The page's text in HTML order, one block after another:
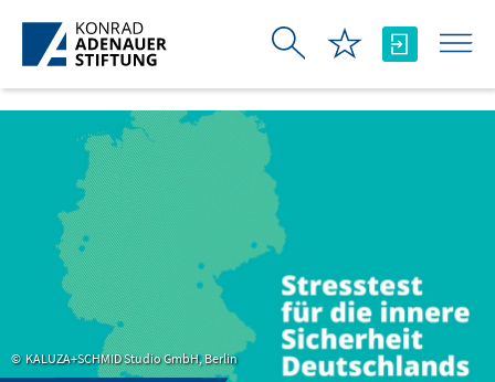
Skip to Main Content
KALUZA+SCHMID Studio GmbH, Berlin